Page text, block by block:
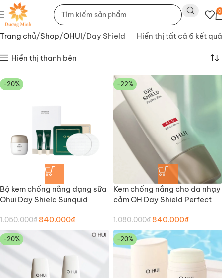
0
Trang chủ Shop OHUI Day Shield Hiển thị tất cả 6 kết quả
Hiển thị thanh bên
-20%
Bộ kem chống nắng dạng sữa
Ohui Day Shield Sunquid
1.050.000₫ 840.000₫
-22%
Kem chống nắng cho da nhạy
cảm OH Day Shield Perfect
1.080.000₫ 840.000₫
-20% -20%